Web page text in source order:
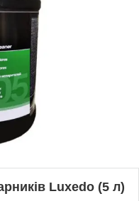
Luxedo (5 л)